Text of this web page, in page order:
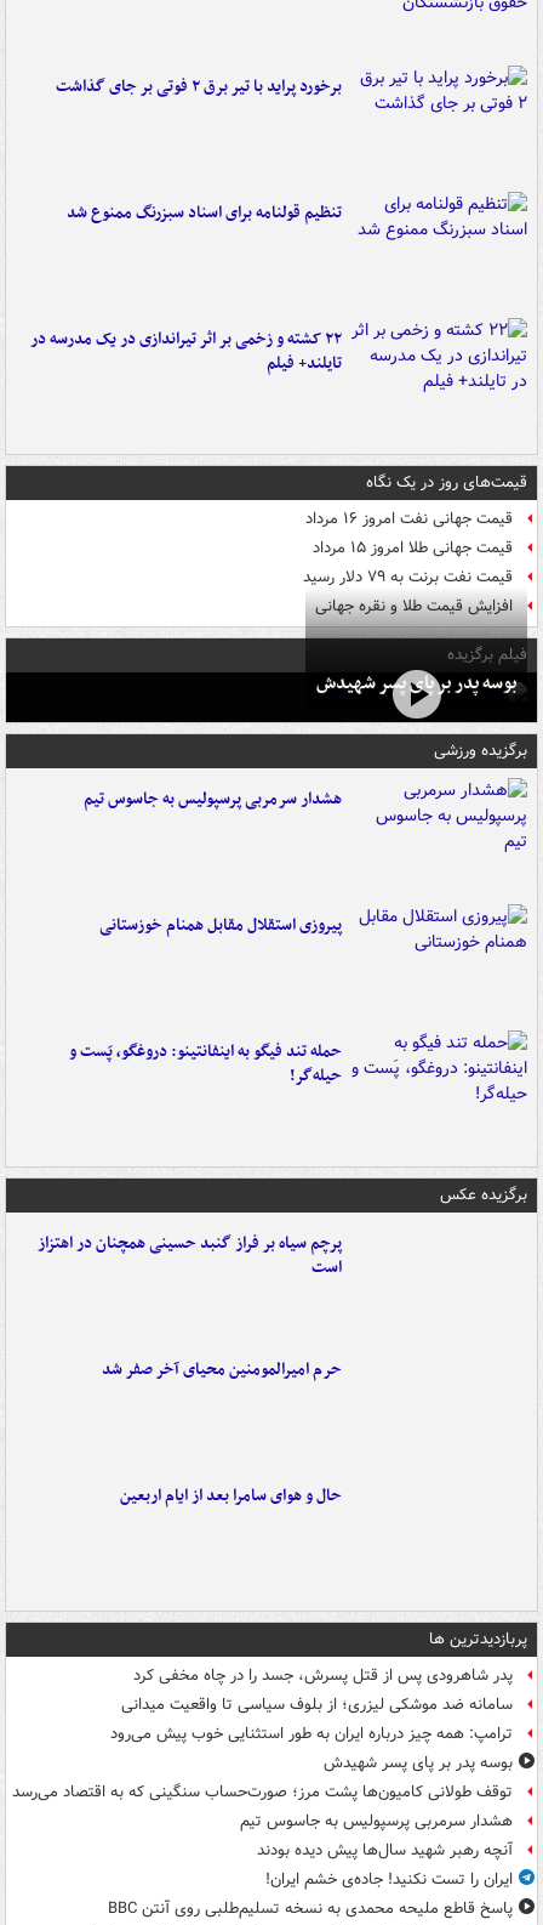
برخورد پراید با تیر برق ۲ فوتی بر جای گذاشت
تنظیم قولنامه برای اسناد سبزرنگ ممنوع شد
۲۲ کشته و زخمی بر اثر تیراندازی در یک مدرسه در
تایلند+ فیلم
قیمت‌های روز در یک نگاه
قیمت جهانی نفت امروز ۱۶ مرداد
قیمت جهانی طلا امروز ۱۵ مرداد
قیمت نفت برنت به ۷۹ دلار رسید
افزایش قیمت طلا و نقره جهانی
فیلم برگزیده
بوسه‌ پدر بر پای پسر شهیدش
برگزیده ورزشی
هشدار سرمربی پرسپولیس به جاسوس تیم
پیروزی استقلال مقابل همنام خوزستانی
حمله تند فیگو به اینفانتینو: دروغگو، پَست‌ و
حیله‌گر!
برگزیده عکس
پرچم سیاه بر فراز گنبد حسینی همچنان در اهتزاز
است
حرم امیرالمومنین محیای آخر صفر شد
حال و هوای سامرا بعد از ایام اربعین
پربازدیدترین ها
پدر شاهرودی پس از قتل پسرش، جسد را در چاه مخفی کرد
سامانه ضد موشکی لیزری؛ از بلوف سیاسی تا واقعیت میدانی
ترامپ: همه چیز درباره ایران به طور استثنایی خوب پیش می‌رود
بوسه‌ پدر بر پای پسر شهیدش
توقف طولانی کامیون‌ها پشت مرز؛ صورت‌حساب سنگینی که به اقتصاد می‌رسد
هشدار سرمربی پرسپولیس به جاسوس تیم
آنچه رهبر شهید سال‌ها پیش دیده بودند
ایران را تست نکنید! جاده‌ی خشم ایران!
پاسخ قاطع ملیحه محمدی به نسخه تسلیم‌طلبی روی آنتن BBC